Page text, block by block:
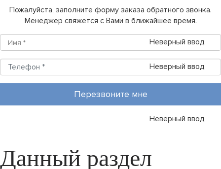
Пожалуйста, заполните форму заказа обратного звонка.
Менеджер свяжется с Вами в ближайшее время.
Неверный ввод
Неверный ввод
Перезвоните мне
Неверный ввод
Данный раздел